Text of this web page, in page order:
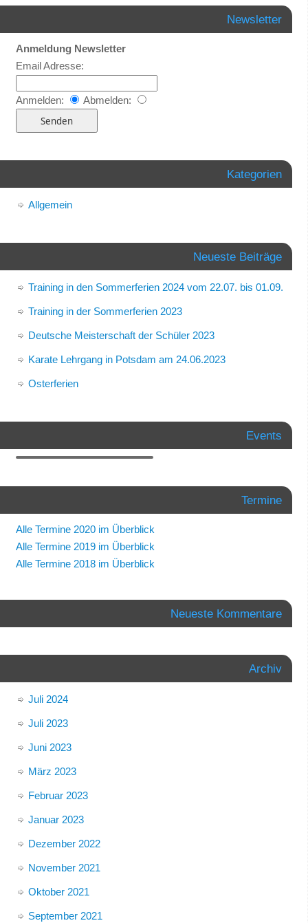
Newsletter
Anmeldung Newsletter
Email Adresse:
Anmelden: Abmelden:
Kategorien
Allgemein
Neueste Beiträge
Training in den Sommerferien 2024 vom 22.07. bis 01.09.
Training in der Sommerferien 2023
Deutsche Meisterschaft der Schüler 2023
Karate Lehrgang in Potsdam am 24.06.2023
Osterferien
Events
Termine
Alle Termine 2020 im Überblick
Alle Termine 2019 im Überblick
Alle Termine 2018 im Überblick
Neueste Kommentare
Archiv
Juli 2024
Juli 2023
Juni 2023
März 2023
Februar 2023
Januar 2023
Dezember 2022
November 2021
Oktober 2021
September 2021